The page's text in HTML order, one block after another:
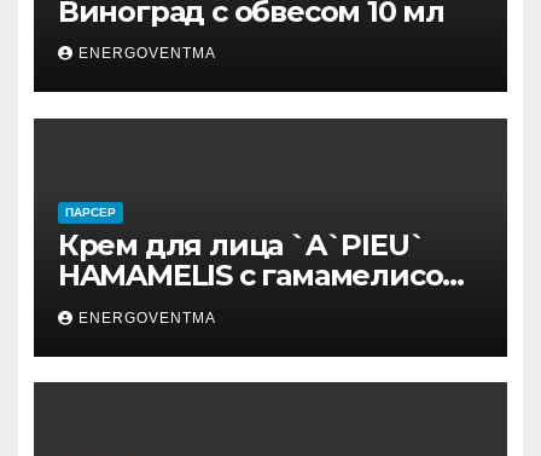
Виноград с обвесом 10 мл
ENERGOVENTMA
ПАРСЕР
Крем для лица `A`PIEU`
HAMAMELIS с гамамелисом
50 мл
ENERGOVENTMA